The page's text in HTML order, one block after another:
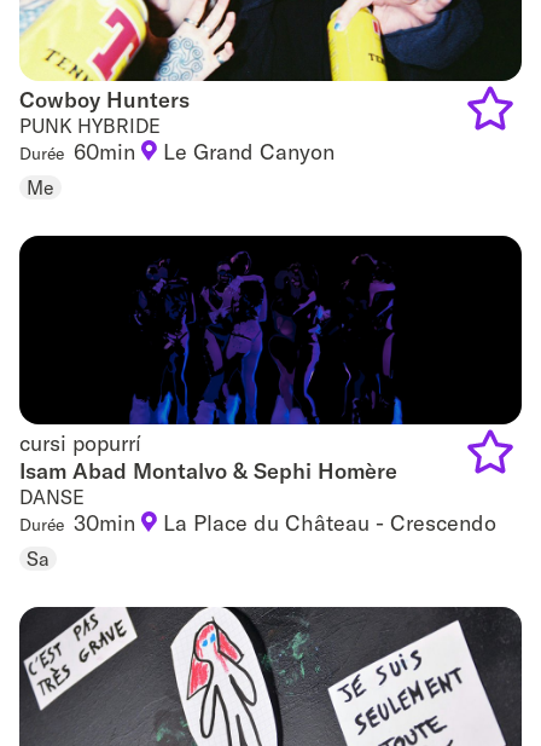
Cowboy Hunters
Cowboy Hunters
PUNK HYBRIDE
Durée 60min Le Grand Canyon
Me
cursi popurrí
cursi popurrí
Isam Abad Montalvo & Sephi Homère
DANSE
Durée 30min La Place du Château - Crescendo
Sa